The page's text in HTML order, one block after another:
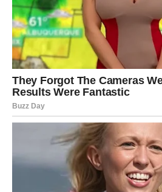
neizbježna.
Vrijeme je za novi
Pred vama su veoma posebni
RIBE
Ribe konačno shvataju da ne
sebe dok same pate.
Sada dolazi vrijeme da birate svoj